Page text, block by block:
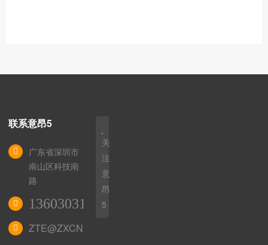
联系意昂5
广东省深圳市
南山区科技南
路
13603031172
ZTE@ZXCN.CC
关
注
意
昂
5